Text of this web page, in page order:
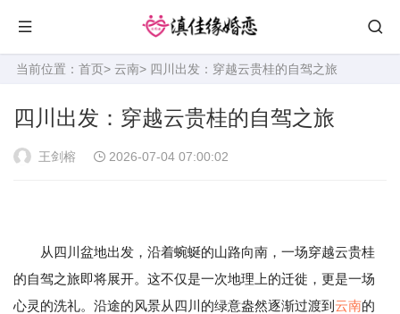
当前位置： 首页> 云南> 四川出发：穿越云贵桂的自驾之旅
四川出发：穿越云贵桂的自驾之旅
王剑榕 2026-07-04 07:00:02
从四川盆地出发，沿着蜿蜒的山路向南，一场穿越云贵桂
的自驾之旅即将展开。这不仅是一次地理上的迁徙，更是一场
心灵的洗礼。沿途的风景从四川的绿意盎然逐渐过渡到 云南的